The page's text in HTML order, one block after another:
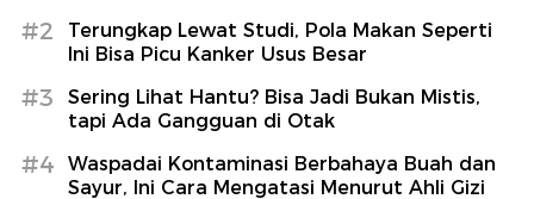
#2
Terungkap Lewat Studi, Pola Makan Seperti
Ini Bisa Picu Kanker Usus Besar
#3
Sering Lihat Hantu? Bisa Jadi Bukan Mistis,
tapi Ada Gangguan di Otak
#4
Waspadai Kontaminasi Berbahaya Buah dan
Sayur, Ini Cara Mengatasi Menurut Ahli Gizi